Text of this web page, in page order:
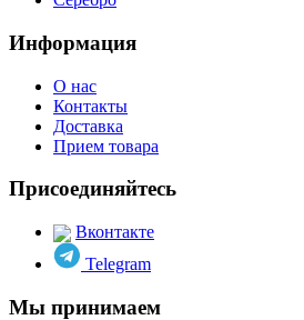
Информация
О нас
Контакты
Доставка
Прием товара
Присоединяйтесь
Вконтакте
Telegram
Мы принимаем